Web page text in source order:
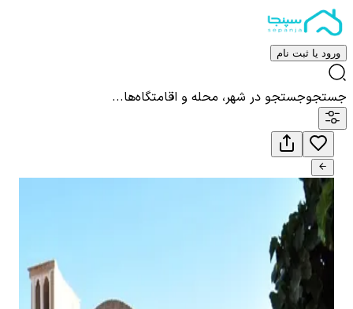
ورود یا ثبت نام
جستجوجستجو در شهر، محله و اقامتگاه‌ها...